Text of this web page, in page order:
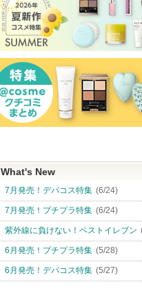
What's New
7月発売！デパコス特集 (6/24)
7月発売！プチプラ特集 (6/24)
紫外線に負けない！ベストイレブン
6月発売！プチプラ特集 (5/28)
6月発売！デパコス特集 (5/27)